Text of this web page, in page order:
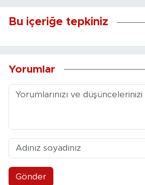
Bu içeriğe tepkiniz
Yorumlar
Gönder